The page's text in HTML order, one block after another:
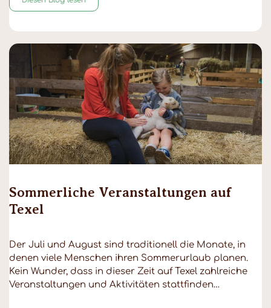
Sommerliche Veranstaltungen auf
Texel
Der Juli und August sind traditionell die Monate, in
denen viele Menschen ihren Sommerurlaub planen.
Kein Wunder, dass in dieser Zeit auf Texel zahlreiche
Veranstaltungen und Aktivitäten stattfinden…